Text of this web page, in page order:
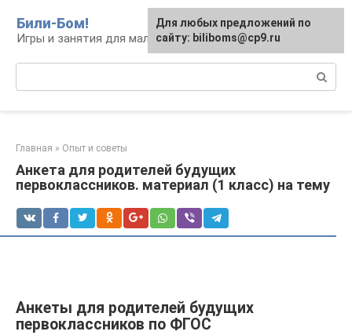
контенту
Били-Бом!
Игры и занятия для малышей и школьников
Главная » Опыт и советы
Анкета для родителей будущих
первоклассников. материал (1 класс) на тему
Анкеты для родителей будущих
первоклассников по ФГОС
Для любых предложений по
сайту: biliboms@cp9.ru